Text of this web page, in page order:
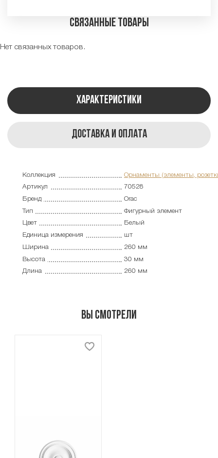
Связанные товары
Нет связанных товаров.
Характеристики
Доставка и оплата
Коллекция
Орнаменты (элементы,
Артикул
70528
Бренд
Orac
Тип
Фигурный элемент
Цвет
Белый
Единица измерения
шт
Ширина
260 мм
Высота
30 мм
Длина
260 мм
Вы смотрели